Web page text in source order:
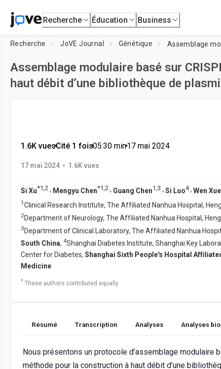
Recherche Éducation Business
Recherche JoVE Journal Génétique
Assemblage modulaire basé sur
haut débit d’une bibliothèque de
1.6K vues•Cité 1 fois•05:30 min•17 mai 2024
17 mai 2024 • 1.6K vues
Si Xu*1,2 , Mengyu Chen*1,2 , Guang Chen1,3 , Si Luo4, Wen Xue
1 Clinical Research Institute, The Affiliated Nanhua Hospital,
2Department of Neurology, The Affiliated Nanhua Hospital,
3 Department of Clinical Laboratory, The Affiliated Nanhua
South China, 4Shanghai Diabetes Institute, Shanghai Key
Center for Diabetes, Shanghai Sixth People's Hospital
Medicine
* These authors contributed equally
Résumé Transcription Analyses Analyses
Nous présentons un protocole d’assemblage modulaire
méthode pour la construction à haut débit d’une